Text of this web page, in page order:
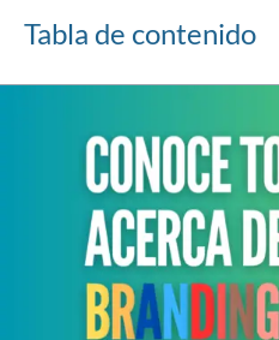
Tabla de contenido